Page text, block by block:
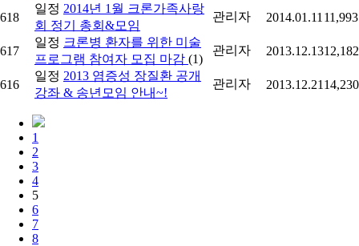
618
일정 2014년 1월 크론가족사랑
회 정기 총회&모임
관리자 2014.01.11 11,993
617
일정 크론병 환자를 위한 미술
프로그램 참여자 모집 마감 (1)
관리자 2013.12.1312,182
616
일정 2013 염증성 장질환 공개
강좌 & 송년모임 안내~!
관리자 2013.12.21 14,230
1
2
3
4
5
6
7
8